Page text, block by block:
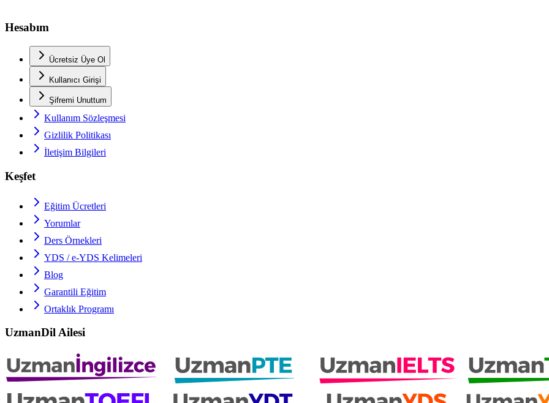
Hesabım
Ücretsiz Üye Ol
Kullanıcı Girişi
Şifremi Unuttum
Kullanım Sözleşmesi
Gizlilik Politikası
İletişim Bilgileri
Keşfet
Eğitim Ücretleri
Yorumlar
Ders Örnekleri
YDS / e-YDS Kelimeleri
Blog
Garantili Eğitim
Ortaklık Programı
UzmanDil Ailesi